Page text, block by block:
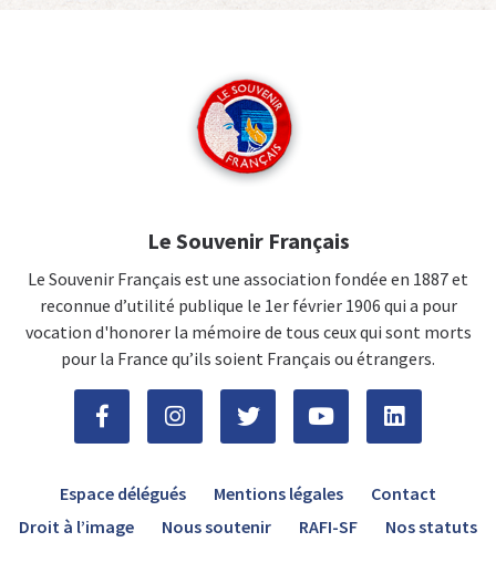
Le Souvenir Français
Le Souvenir Français est une association fondée en 1887 et
reconnue d’utilité publique le 1er février 1906 qui a pour
vocation d'honorer la mémoire de tous ceux qui sont morts
pour la France qu’ils soient Français ou étrangers.
Espace délégués Mentions légales
Contact
Droit à l’image
Nous soutenir RAFI-SF Nos statuts